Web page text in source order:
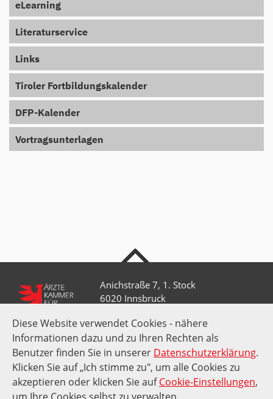
Diese Website verwendet Cookies - nähere
Informationen dazu und zu Ihren Rechten als
Benutzer finden Sie in unserer Datenschutzerklärung.
Klicken Sie auf „Ich stimme zu", um alle Cookies zu
akzeptieren oder klicken Sie aufCookie-Einstellungen,
eLearning
Literaturservice
Links
Tiroler Fortbildungskalender
DFP-Kalender
Vortragsunterlagen
Anichstraße 7, 1. Stock
6020 Innsbruck
+43 512 52 0 58-0
kammer@aektirol.at
Impressum Datenschutz Amtssignatur